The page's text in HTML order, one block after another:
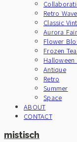
Retro Wave
Classic
Aurora
Flower
Frozen
Halloween
Antique
Retro
Summer
Space
ABOUT
CONTACT
mistisch